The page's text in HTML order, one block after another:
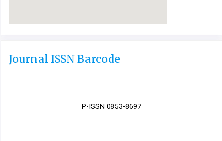
Journal ISSN Barcode
P-ISSN 0853-8697